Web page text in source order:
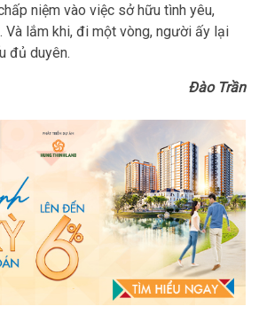
niệm vào việc sở hữu tình yêu,
Và lắm khi, đi một vòng, người ấy lại
đủ duyên.
Đào Trần